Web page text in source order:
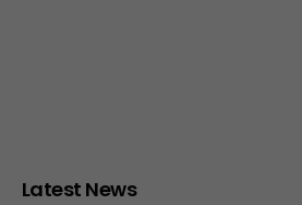
Latest News